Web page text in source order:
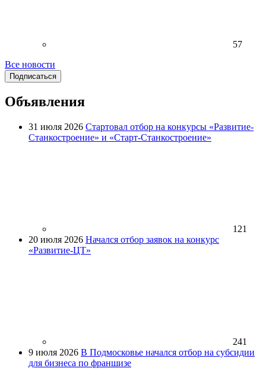
57
Все новости
Подписаться
Объявления
31 июля 2026 Стартовал отбор на конкурсы «Развитие-
Станкостроение» и «Старт-Станкостроение»
121
20 июля 2026 Начался отбор заявок на конкурс
«Развитие-ЦТ»
241
9 июля 2026 В Подмосковье начался отбор на субсидии
для бизнеса по франшизе